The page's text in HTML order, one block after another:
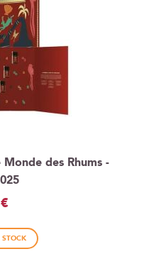
des Rhums -
STOCK